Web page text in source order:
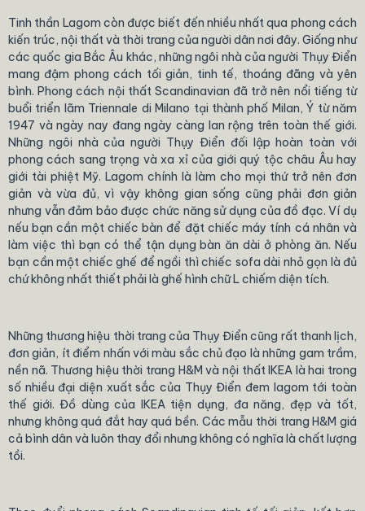
Tinh thần Lagom còn được biết đến nhiều nhất qua phong cách
kiến trúc, nội thất và thời trang của người dân nơi đây. Giống như
các quốc gia Bắc Âu khác, những ngôi nhà của người Thụy Điển
mang đậm phong cách tối giản, tinh tế, thoáng đãng và yên
bình. Phong cách nội thất Scandinavian đã trở nên nổi tiếng từ
buổi triển lãm Triennale di Milano tại thành phố Milan, Ý từ năm
1947 và ngày nay đang ngày càng lan rộng trên toàn thế giới.
Những ngôi nhà của người Thụy Điển đối lập hoàn toàn với
phong cách sang trọng và xa xỉ của giới quý tộc châu Âu hay
giới tài phiệt Mỹ. Lagom chính là làm cho mọi thứ trở nên đơn
giản và vừa đủ, vì vậy không gian sống cũng phải đơn giản
nhưng vẫn đảm bảo được chức năng sử dụng của đồ đạc. Ví dụ
nếu bạn cần một chiếc bàn để đặt chiếc máy tính cá nhân và
làm việc thì bạn có thể tận dụng bàn ăn dài ở phòng ăn. Nếu
bạn cần một chiếc ghế để ngồi thì chiếc sofa dài nhỏ gọn là đủ
chứ không nhất thiết phải là ghế hình chữ L chiếm diện tích.
Những thương hiệu thời trang của Thụy Điển cũng rất thanh lịch,
đơn giản, ít điểm nhấn với màu sắc chủ đạo là những gam trầm,
nền nã. Thương hiệu thời trang H&M và nội thất IKEA là hai trong
số nhiều đại diện xuất sắc của Thụy Điển đem lagom tới toàn
thế giới. Đồ dùng của IKEA tiện dụng, đa năng, đẹp và tốt,
nhưng không quá đắt hay quá bền. Các mẫu thời trang H&M giá
cả bình dân và luôn thay đổi nhưng không có nghĩa là chất lượng
tồi.